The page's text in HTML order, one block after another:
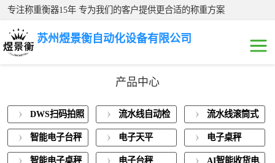
专注称重衡器15年 专为我们的客户提供更合适的称重方案
苏州煜景衡自动化设备有限公司
产品中心
DWS扫码拍照
称重一体机
流水线自动检
重秤
流水线滚筒式
电子秤
智能电子台秤 电子天平 电子桌秤
智能电子桌秤 电子台秤
AI智能收货电
重一体机
流水线自动检重
秤
流水线滚筒式电